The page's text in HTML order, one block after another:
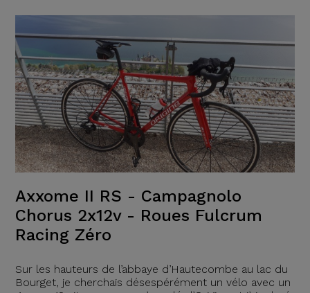
Axxome II RS - Campagnolo
Chorus 2x12v - Roues Fulcrum
Racing Zéro
Sur les hauteurs de l’abbaye d’Hautecombe au lac du
Bourget, je cherchais désespérément un vélo avec un